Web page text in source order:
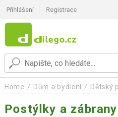
Přihlášení Registrace
Home Dům a bydlení Dětský
Postýlky a zábrany